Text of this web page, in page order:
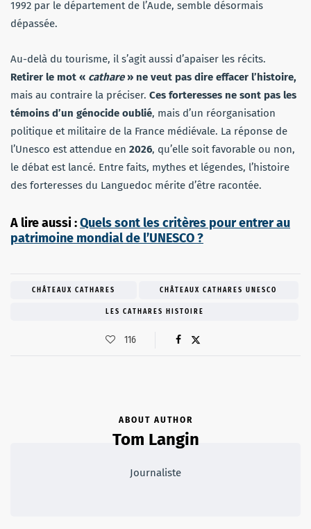
1992 par le département de l’Aude, semble désormais
dépassée.
Au-delà du tourisme, il s’agit aussi d’apaiser les récits.
Retirer le mot « cathare» ne veut pas dire effacer l’histoire,
mais au contraire la préciser. Ces forteresses ne sont pas les
témoins d’un génocide oublié, mais d’un réorganisation
politique et militaire de la France médiévale. La réponse de
l’Unesco est attendue en 2026, qu’elle soit favorable ou non,
le débat est lancé. Entre faits, mythes et légendes, l’histoire
des forteresses du Languedoc mérite d’être racontée.
A lire aussi :Quels sont les critères pour entrer au
patrimoine mondial de l’UNESCO ?
CHÂTEAUX CATHARES CHÂTEAUX CATHARES UNESCO
LES CATHARES HISTOIRE
116
ABOUT AUTHOR
Tom Langin
Journaliste